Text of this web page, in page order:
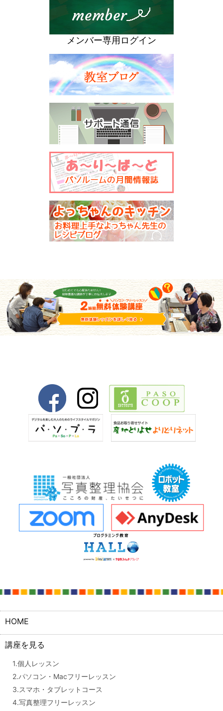
メンバー専用ログイン
HOME
講座を見る
1.個人レッスン
2.パソコン・Macフリーレッスン
3.スマホ・タブレットコース
4.写真整理フリーレッスン